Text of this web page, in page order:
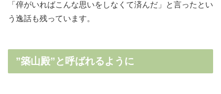
「倅がいればこんな思いをしなくて済んだ」と言ったとい
う逸話も残っています。
”築山殿”と呼ばれるように